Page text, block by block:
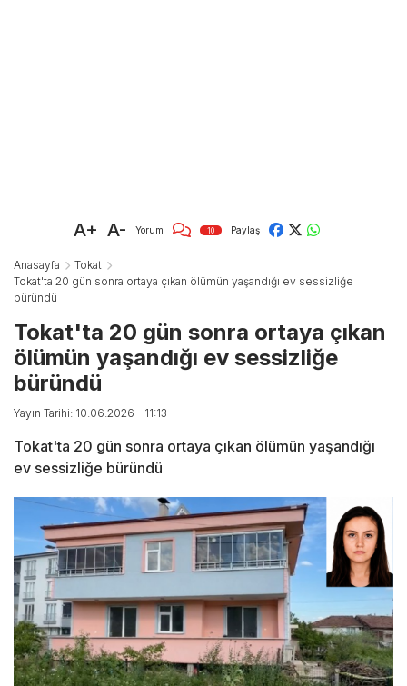
A+ A- Yorum 10 Paylaş
Anasayfa
Tokat
Tokat'ta 20 gün sonra ortaya çıkan ölümün yaşandığı ev sessizliğe
büründü
Tokat'ta 20 gün sonra ortaya çıkan
ölümün yaşandığı ev sessizliğe
büründü
Yayın Tarihi: 10.06.2026 - 11:13
Tokat'ta 20 gün sonra ortaya çıkan ölümün yaşandığı
ev sessizliğe büründü